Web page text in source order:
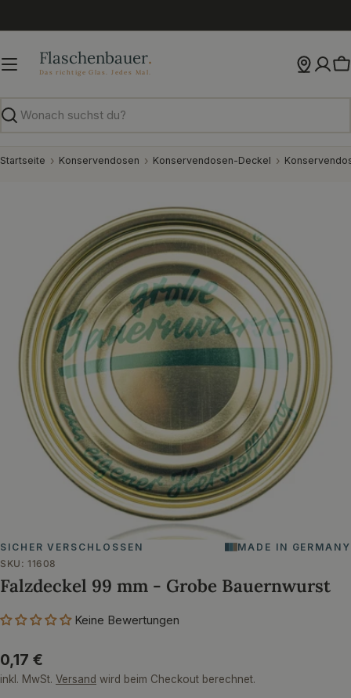
Inhalt
Suchen
Startseite Konservendosen Konservendosen-Deckel
Sie das Medium 0 im Modalformat
SICHER VERSCHLOSSEN
MADE IN GERMANY
SKU: 11608
Falzdeckel 99 mm - Grobe Bauernwurst
Keine Bewertungen
Regulärer
Preis
0,17 €
inkl. MwSt. Versand wird beim Checkout berechnet.